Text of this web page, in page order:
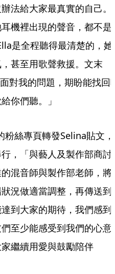
法給大家最真實的自己。
機裡出現的聲音，都不是
是全程聽得最清楚的，她
甚至用歌聲救援。文末
對我的問題，期盼能找回
你們聽。」
粉絲專頁轉發Selina貼文，
，「與藝人及製作部商討
混音師與製作部老師，將
況做適當調整，再傳送到
到大家的期待，我們感到
至少能感受到我們的心意
繼續用愛與鼓勵陪伴